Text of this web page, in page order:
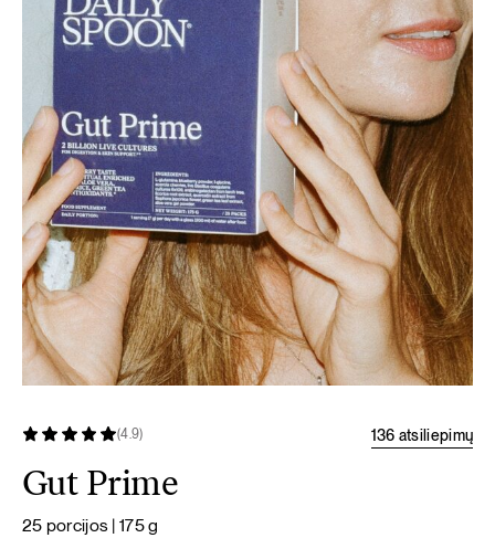
(4.9) 136 atsiliepimų
Gut Prime
25 porcijos | 175 g